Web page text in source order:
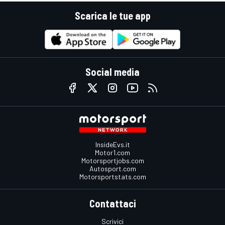
Scarica le tue app
Social media
InsideEvs.it
Motor1.com
Motorsportjobs.com
Autosport.com
Motorsportstats.com
Contattaci
Scrivici